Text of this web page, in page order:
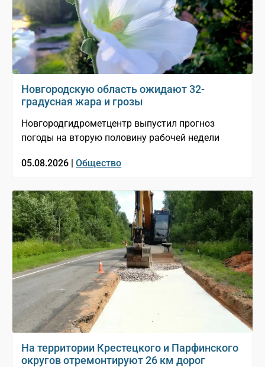
Новгородскую область ожидают 32-
градусная жара и грозы
Новгородгидрометцентр выпустил прогноз
погоды на вторую половину рабочей недели
05.08.2026 | Общество
На территории Крестецкого и Парфинского
округов отремонтируют 26 км дорог